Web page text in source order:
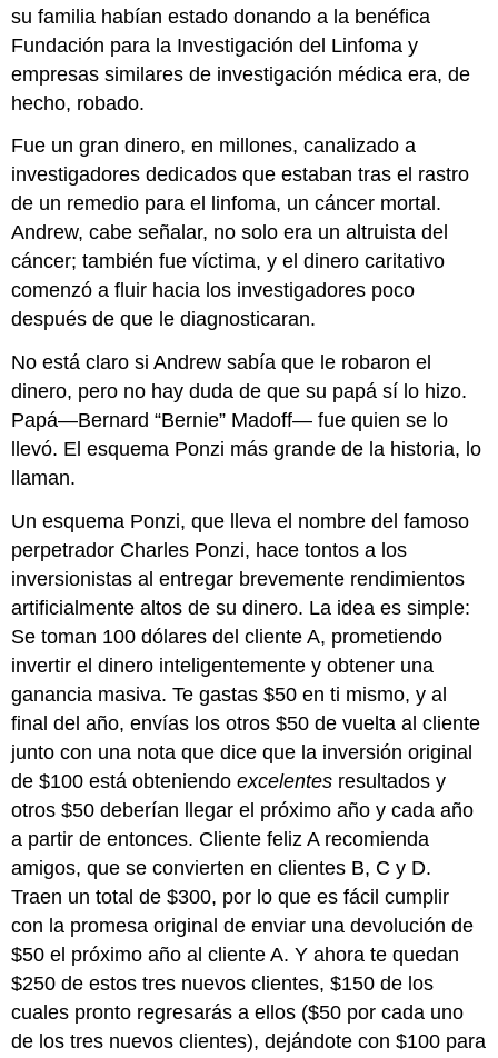
su familia habían estado donando a la benéfica
Fundación para la Investigación del Linfoma y
empresas similares de investigación médica era, de
hecho, robado.
Fue un gran dinero, en millones, canalizado a
investigadores dedicados que estaban tras el rastro
de un remedio para el linfoma, un cáncer mortal.
Andrew, cabe señalar, no solo era un altruista del
cáncer; también fue víctima, y el dinero caritativo
comenzó a fluir hacia los investigadores poco
después de que le diagnosticaran.
No está claro si Andrew sabía que le robaron el
dinero, pero no hay duda de que su papá sí lo hizo.
Papá—Bernard “Bernie” Madoff— fue quien se lo
llevó. El esquema Ponzi más grande de la historia, lo
llaman.
Un esquema Ponzi, que lleva el nombre del famoso
perpetrador Charles Ponzi, hace tontos a los
inversionistas al entregar brevemente rendimientos
artificialmente altos de su dinero. La idea es simple:
Se toman 100 dólares del cliente A, prometiendo
invertir el dinero inteligentemente y obtener una
ganancia masiva. Te gastas $50 en ti mismo, y al
final del año, envías los otros $50 de vuelta al cliente
junto con una nota que dice que la inversión original
de $100 está obteniendoexcelentes resultados y
otros $50 deberían llegar el próximo año y cada año
a partir de entonces. Cliente feliz A recomienda
amigos, que se convierten en clientes B, C y D.
Traen un total de $300, por lo que es fácil cumplir
con la promesa original de enviar una devolución de
$50 el próximo año al cliente A. Y ahora te quedan
$250 de estos tres nuevos clientes, $150 de los
cuales pronto regresarás a ellos ($50 por cada uno
de los tres nuevos clientes), dejándote con $100 para